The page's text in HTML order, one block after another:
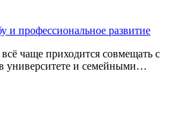
и профессиональное развитие
чаще приходится совмещать с
университете и семейными…